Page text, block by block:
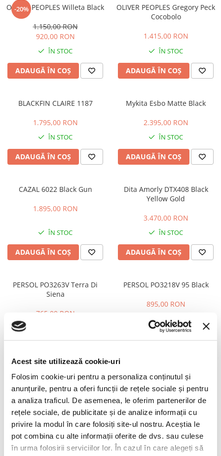
Acest site utilizează cookie-uri
Folosim cookie-uri pentru a personaliza conținutul și
anunțurile, pentru a oferi funcții de rețele sociale și pentru
a analiza traficul. De asemenea, le oferim partenerilor de
rețele sociale, de publicitate și de analize informații cu
privire la modul în care folosiți site-ul nostru. Aceștia le
pot combina cu alte informații oferite de dvs. sau culese
în urma folosirii serviciilor lor. În cazul în care alegeți să
LA LOOP
LINDA FARROW
MASSADA
MATSUDA
MAUI JIM
OLIVER PEOPLES
OXIBIS
RAY-BAN
SEEOO
STELLA MCCARTNEY
TIFFANY&CO
ZEAL
ZILLI
-20%
OLIVER PEOPLES Willeta Black
1.150,00 RON
920,00 RON
ÎN STOC
ADAUGĂ ÎN COȘ
OLIVER PEOPLES Gregory Peck
Cocobolo
1.415,00 RON
ÎN STOC
ADAUGĂ ÎN COȘ
BLACKFIN CLAIRE 1187
1.795,00 RON
ÎN STOC
ADAUGĂ ÎN COȘ
Mykita Esbo Matte Black
2.395,00 RON
ÎN STOC
ADAUGĂ ÎN COȘ
CAZAL 6022 Black Gun
1.895,00 RON
ÎN STOC
ADAUGĂ ÎN COȘ
Dita Amorly DTX408 Black
Yellow Gold
3.470,00 RON
ÎN STOC
ADAUGĂ ÎN COȘ
PERSOL PO3263V Terra Di
Siena
765,00 RON
PERSOL PO3218V 95 Black
895,00 RON
ÎN STOC
Oliver Peoples G Ponti 2 Soft
Gold
2.995,00 RON
ÎN STOC
ADAUGĂ ÎN COȘ
Dita Mastix DTX712 Black
2.295,00 RON
ÎN STOC
ADAUGĂ ÎN COȘ